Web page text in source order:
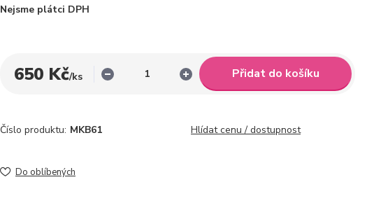
Nejsme plátci DPH
650 Kč/ks Přidat do košíku
Číslo produktu: MKB61 Hlídat cenu / dostupnost
Do oblíbených